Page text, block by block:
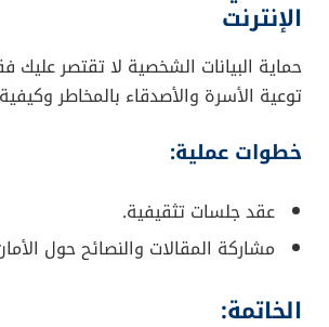
الإنترنت
حماية البيانات الشخصية لا تقتصر عليك
توعية الأسرة والأصدقاء بالمخاطر
خطوات عملية:
عقد جلسات تثقيفية.
مشاركة المقالات والنصائح حول
الخاتمة: